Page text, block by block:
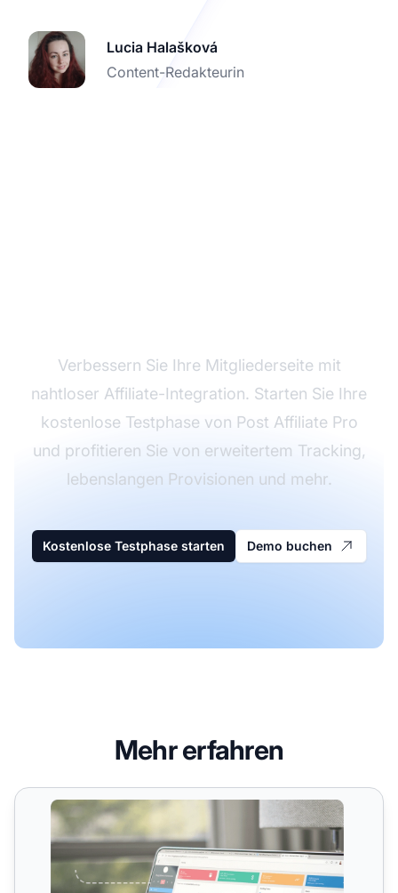
Lucia Halašková
Content-Redakteurin
Verbessern Sie Ihre Mitgliederseite mit
nahtloser Affiliate-Integration. Starten Sie Ihre
kostenlose Testphase von Post Affiliate Pro
und profitieren Sie von erweitertem Tracking,
lebenslangen Provisionen und mehr.
Kostenlose Testphase starten Demo buchen
Mehr erfahren
Mitgliedschafts- & Lernplattform-Integrationen